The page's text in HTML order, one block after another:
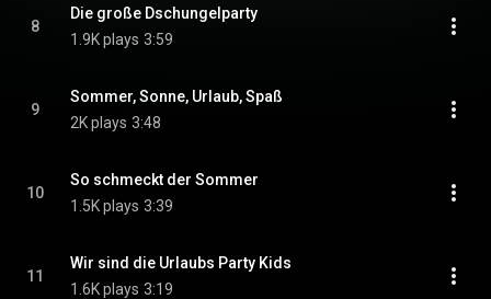
8
Die große Dschungelparty
1.9K plays 3:59
9
Sommer, Sonne, Urlaub, Spaß
2K plays 3:48
10
So schmeckt der Sommer
1.5K plays 3:39
11
Wir sind die Urlaubs Party Kids
1.6K plays 3:19